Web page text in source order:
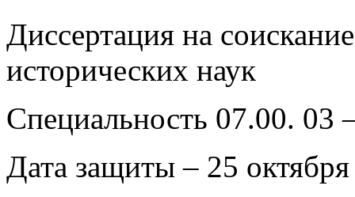
Диссертация на
исторических наук
Специальность 07.00. 03
Дата защиты – 25 октября